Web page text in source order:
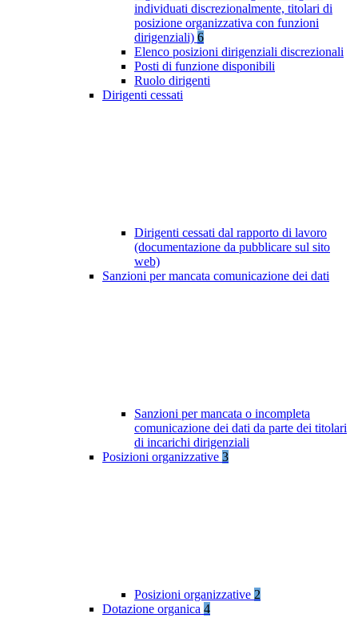
individuati discrezionalmente, titolari di
posizione organizzativa con funzioni
dirigenziali) 6
Elenco posizioni dirigenziali discrezionali
Posti di funzione disponibili
Ruolo dirigenti
Dirigenti cessati
Dirigenti cessati dal rapporto di lavoro
(documentazione da pubblicare sul sito
web)
Sanzioni per mancata comunicazione dei dati
Sanzioni per mancata o incompleta
comunicazione dei dati da parte dei titolari
di incarichi dirigenziali
Posizioni organizzative 3
Posizioni organizzative 2
Dotazione organica 4